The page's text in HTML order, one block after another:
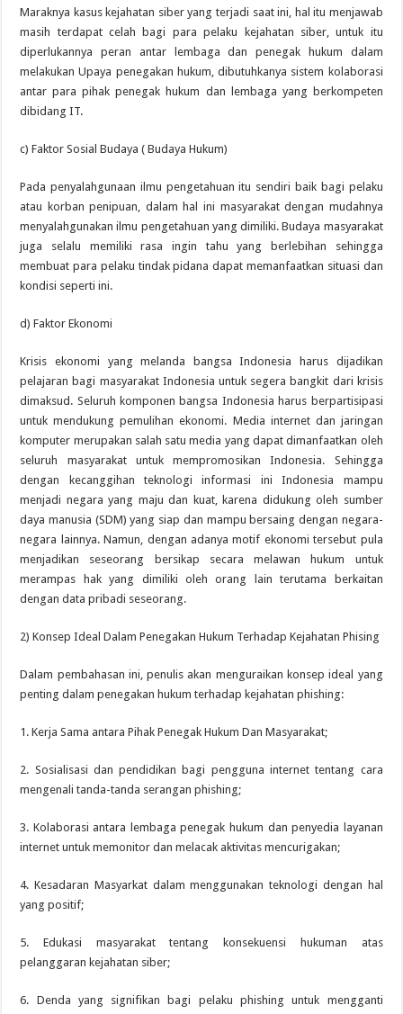
Maraknya kasus kejahatan siber yang terjadi saat ini, hal itu menjawab
masih terdapat celah bagi para pelaku kejahatan siber, untuk itu
diperlukannya peran antar lembaga dan penegak hukum dalam
melakukan Upaya penegakan hukum, dibutuhkanya sistem kolaborasi
antar para pihak penegak hukum dan lembaga yang berkompeten
dibidang IT.
c) Faktor Sosial Budaya ( Budaya Hukum)
Pada penyalahgunaan ilmu pengetahuan itu sendiri baik bagi pelaku
atau korban penipuan, dalam hal ini masyarakat dengan mudahnya
menyalahgunakan ilmu pengetahuan yang dimiliki. Budaya masyarakat
juga selalu memiliki rasa ingin tahu yang berlebihan sehingga
membuat para pelaku tindak pidana dapat memanfaatkan situasi dan
kondisi seperti ini.
d) Faktor Ekonomi
Krisis ekonomi yang melanda bangsa Indonesia harus dijadikan
pelajaran bagi masyarakat Indonesia untuk segera bangkit dari krisis
dimaksud. Seluruh komponen bangsa Indonesia harus berpartisipasi
untuk mendukung pemulihan ekonomi. Media internet dan jaringan
komputer merupakan salah satu media yang dapat dimanfaatkan oleh
seluruh masyarakat untuk mempromosikan Indonesia. Sehingga
dengan kecanggihan teknologi informasi ini Indonesia mampu
menjadi negara yang maju dan kuat, karena didukung oleh sumber
daya manusia (SDM) yang siap dan mampu bersaing dengan negara-
negara lainnya. Namun, dengan adanya motif ekonomi tersebut pula
menjadikan seseorang bersikap secara melawan hukum untuk
merampas hak yang dimiliki oleh orang lain terutama berkaitan
dengan data pribadi seseorang.
2) Konsep Ideal Dalam Penegakan Hukum Terhadap Kejahatan Phising
Dalam pembahasan ini, penulis akan menguraikan konsep ideal yang
penting dalam penegakan hukum terhadap kejahatan phishing:
1. Kerja Sama antara Pihak Penegak Hukum Dan Masyarakat;
2. Sosialisasi dan pendidikan bagi pengguna internet tentang cara
mengenali tanda-tanda serangan phishing;
3. Kolaborasi antara lembaga penegak hukum dan penyedia layanan
internet untuk memonitor dan melacak aktivitas mencurigakan;
4. Kesadaran Masyarkat dalam menggunakan teknologi dengan hal
yang positif;
5. Edukasi masyarakat tentang konsekuensi hukuman atas
pelanggaran kejahatan siber;
6. Denda yang signifikan bagi pelaku phishing untuk mengganti